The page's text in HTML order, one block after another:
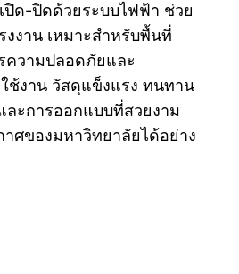
ปิด-ปิดด้วยระบบไฟฟ้า ช่วย
งงาน เหมาะสำหรับพื้นที่
วามปลอดภัยและ
ช้งาน วัสดุแข็งแรง ทนทาน
ละการออกแบบที่สวยงาม
าศของมหาวิทยาลัยได้อย่าง